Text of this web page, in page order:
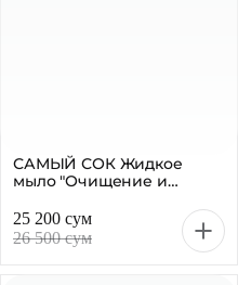
САМЫЙ СОК Жидкое
мыло "Очищение и
мл
25 200 сум
26 500 сум